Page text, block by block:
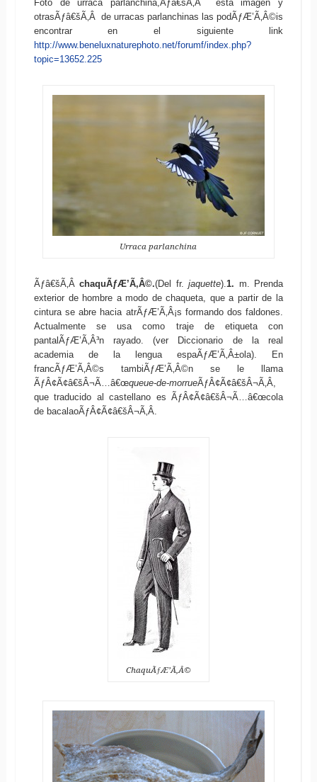
Foto de urraca parlanchina,Ãƒâ€šÃ‚Â esta imagen y
otrasÃƒâ€šÃ‚Â de urracas parlanchinas las podÃƒÆ’Ã‚Â©is
encontrar en el siguiente link
http://www.beneluxnaturephoto.net/forumf/index.php?
topic=13652.225
Urraca parlanchina
Ãƒâ€šÃ‚ÂchaquÃƒÆ’Ã‚Â©.(Del fr.jaquette). 1. m. Prenda
exterior de hombre a modo de chaqueta, que a partir de la
cintura se abre hacia atrÃƒÆ’Ã‚Â¡s formando dos faldones.
Actualmente se usa como traje de etiqueta con
pantalÃƒÆ’Ã‚Â³n rayado. (ver Diccionario de la real
academia de la lengua espaÃƒÆ’Ã‚Â±ola). En
francÃƒÆ’Ã‚Â©s tambiÃƒÆ’Ã‚Â©n se le llama
ÃƒÂ¢Ã¢â€šÂ¬Ã…â€œqueue-de-morrueÃƒÂ¢Ã¢â€šÂ¬Ã‚Â,
que traducido al castellano es ÃƒÂ¢Ã¢â€šÂ¬Ã…â€œcola
de bacalaoÃƒÂ¢Ã¢â€šÂ¬Ã‚Â.
ChaquÃƒÆ’Ã‚Â©